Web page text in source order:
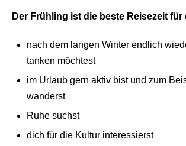
Der Frühling ist die beste Reisezeit für
nach dem langen Winter endlich
tanken möchtest
im Urlaub gern aktiv bist und zum
wanderst
Ruhe suchst
dich für die Kultur interessierst